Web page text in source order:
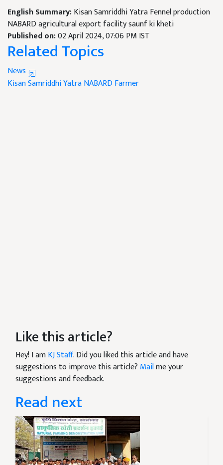
English Summary:Kisan Samriddhi Yatra Fennel production
NABARD agricultural export facility saunf ki kheti
Published on:02 April 2024, 07:06 PM IST
Related Topics
News
Kisan Samriddhi YatraNABARDFarmer
Like this article?
Hey! I amKJ Staff. Did you liked this article and have
suggestions to improve this article? Mailme your
suggestions and feedback.
Read next